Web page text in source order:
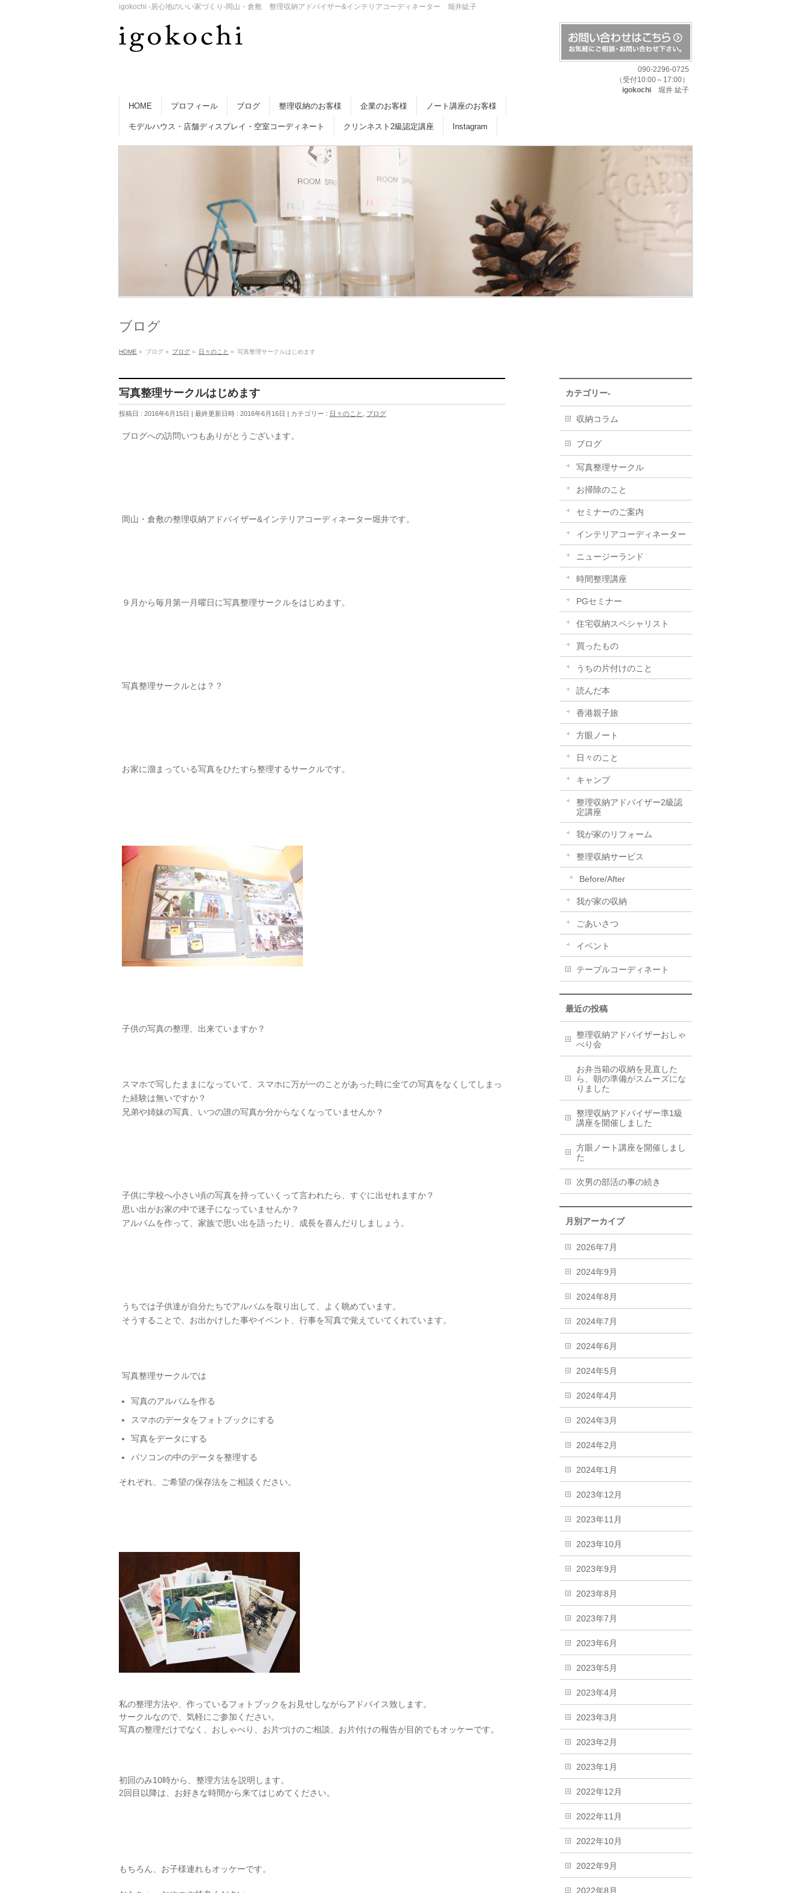
igokochi -居心地のいい家づくり-岡山・倉敷 整理収納アドバイザー&インテリアコーディネーター 堀井紘子
090-2296-0725
（受付10:00～17:00）
igokochi 堀井 紘子
HOME プロフィール ブログ 整理収納のお客様 企業のお客様 ノート講座のお客様
モデルハウス・店舗ディスプレイ・空室コーディネート クリンネスト2級認定講座 Instagram
ブログ
HOME » ブログ » ブログ » 日々のこと » 写真整理サークルはじめます
写真整理サークルはじめます
投稿日 : 2016年6月15日 最終更新日時 : 2016年6月16日 カテゴリー : 日々のこと ブログ
ブログへの訪問いつもありがとうございます。
岡山・倉敷の整理収納アドバイザー&インテリアコーディネーター堀井です。
９月から毎月第一月曜日に写真整理サークルをはじめます。
写真整理サークルとは？？
お家に溜まっている写真をひたすら整理するサークルです。
子供の写真の整理、出来ていますか？
スマホで写したままになっていて、スマホに万が一のことがあった時に全ての写真をなくしてしまっ
た経験は無いですか？
兄弟や姉妹の写真、いつの誰の写真か分からなくなっていませんか？
子供に学校へ小さい頃の写真を持っていくって言われたら、すぐに出せれますか？
思い出がお家の中で迷子になっていませんか？
アルバムを作って、家族で思い出を語ったり、成長を喜んだりしましょう。
うちでは子供達が自分たちでアルバムを取り出して、よく眺めています。
そうすることで、お出かけした事やイベント、行事を写真で覚えていてくれています。
写真整理サークルでは
写真のアルバムを作る
スマホのデータをフォトブックにする
写真をデータにする
パソコンの中のデータを整理する
それぞれ、ご希望の保存法をご相談ください。
私の整理方法や、作っているフォトブックをお見せしながらアドバイス致します。
サークルなので、気軽にご参加ください。
写真の整理だけでなく、おしゃべり、お片づけのご相談、お片付けの報告が目的でもオッケーです。
初回のみ10時から、整理方法を説明します。
2回目以降は、お好きな時間から来てはじめてください。
もちろん、お子様連れもオッケーです。
カテゴリー-
収納コラム
ブログ
写真整理サークル
お掃除のこと
セミナーのご案内
インテリアコーディネーター
ニュージーランド
時間整理講座
PGセミナー
住宅収納スペシャリスト
買ったもの
うちの片付けのこと
読んだ本
香港親子旅
方眼ノート
日々のこと
キャンプ
整理収納アドバイザー2級認
定講座
我が家のリフォーム
整理収納サービス
Before/After
我が家の収納
ごあいさつ
イベント
テーブルコーディネート
最近の投稿
整理収納アドバイザーおしゃ
べり会
お弁当箱の収納を見直した
ら、朝の準備がスムーズにな
りました
整理収納アドバイザー準1級
講座を開催しました
方眼ノート講座を開催しまし
た
次男の部活の事の続き
月別アーカイブ
2026年7月
2024年9月
2024年8月
2024年7月
2024年6月
2024年5月
2024年4月
2024年3月
2024年2月
2024年1月
2023年12月
2023年11月
2023年10月
2023年9月
2023年8月
2023年7月
2023年6月
2023年5月
2023年4月
2023年3月
2023年2月
2023年1月
2022年12月
2022年11月
2022年10月
2022年9月
2022年8月